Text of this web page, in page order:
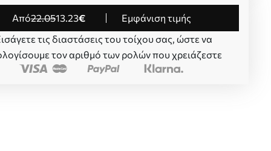
από22.0513.23€
Εμφάνιση τιμής
τις διαστάσεις του τοίχου σας, ώστε να
τον αριθμό των ρολών που χρειάζεστε